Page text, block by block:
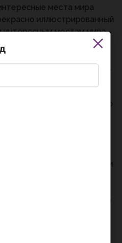
места мира
иллюстрированный
интересным местам мира -
лучших городов и
потрясающих
самой природой.
только яркие
статьи об
планеты, но и подробную
материалы, которые
к путешествию
когда лучше всего
обязательно стоит
добраться до того или
станет прекрасным
отправляется в
любит исследовать мир
познавательный рассказ
На страницах этой
и города Культовые